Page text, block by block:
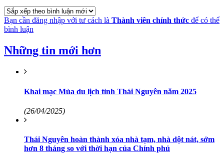
Bạn cần đăng nhập với tư cách là Thành viên chính thức để có thể
bình luận
Những tin mới hơn
Khai mạc Mùa du lịch tỉnh Thái Nguyên năm 2025
(26/04/2025)
Thái Nguyên hoàn thành xóa nhà tạm, nhà dột nát, sớm
hơn 8 tháng so với thời hạn của Chính phủ